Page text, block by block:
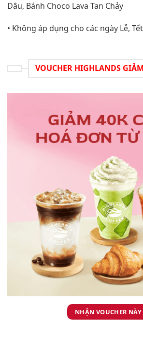
Dâu, Bánh Choco Lava Tan Chảy
• Không áp dụng cho các ngày Lễ,
VOUCHER HIGHLANDS
NHẬN VOUCHER NÀY